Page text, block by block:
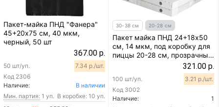
Пакет-майка ПНД "Фанера"
45+20х75 см, 40 мкм,
черный, 50 шт
367.00 р.
Код 2306
50 шт/уп. 7.34 р./шт.
Наличие:
В наличии
Мин. партия: 1 уп. В коробке: 10 уп.
30-38 см 20-28 см
Пакет майка ПНД 24+18х50
см, 14 мкм, под коробку для
пиццы 20-28 см, прозрачный,
321.00 р.
Код 3002
100 шт/уп. 3.21 р./шт.
Наличие:
1